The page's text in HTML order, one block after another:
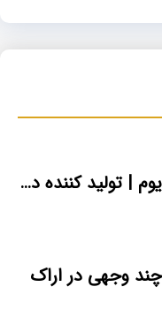
دکل روشنایی استادیوم | تولید کننده دکل روشنایی ورزشگاه
وجهی در اراک